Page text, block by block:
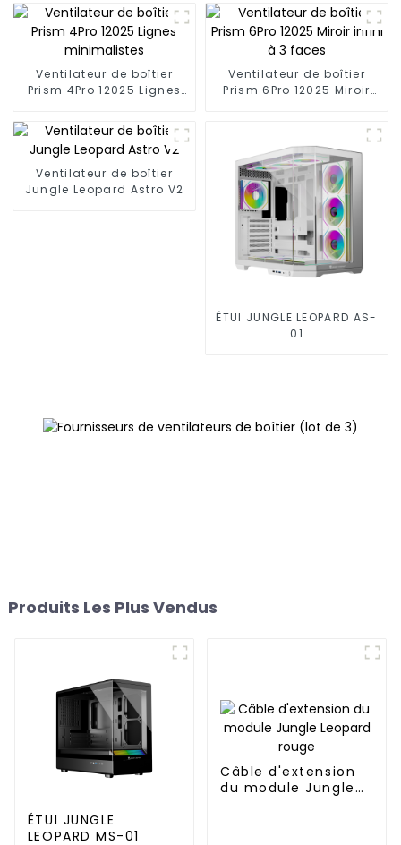
Ventilateur de boîtier
Prism 4Pro 12025 Lignes
Ventilateur de boîtier
Prism 6Pro 12025 Miroir
Ventilateur de boîtier
Jungle Leopard Astro V2
ÉTUI JUNGLE LEOPARD AS-
01
Produits Les Plus Vendus
ÉTUI JUNGLE
LEOPARD MS-01
Câble d'extension
du module Jungle